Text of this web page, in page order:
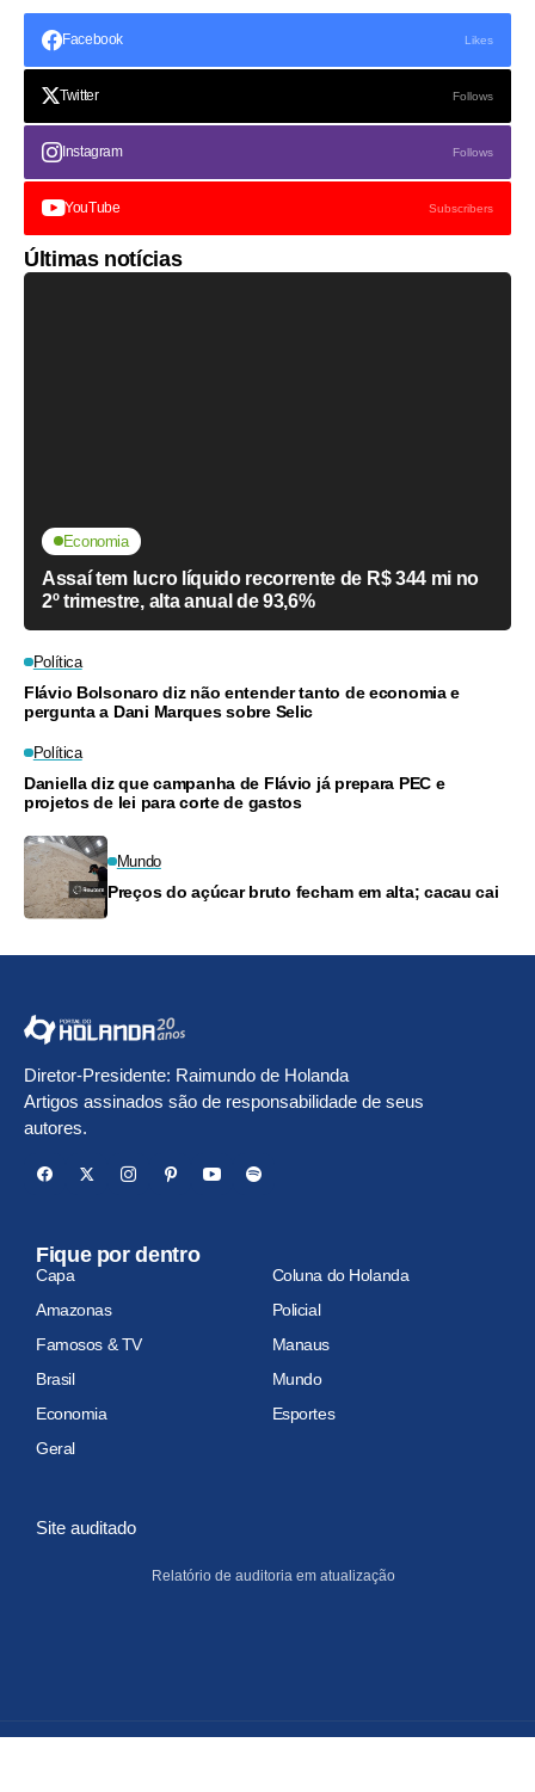
Facebook Likes
Twitter Follows
Instagram Follows
YouTube Subscribers
Últimas notícias
Economia
Assaí tem lucro líquido recorrente de R$ 344 mi no
2º trimestre, alta anual de 93,6%
Política
Flávio Bolsonaro diz não entender tanto de economia e
pergunta a Dani Marques sobre Selic
Política
Daniella diz que campanha de Flávio já prepara PEC e
projetos de lei para corte de gastos
Mundo
Preços do açúcar bruto fecham em alta; cacau cai
Diretor-Presidente: Raimundo de Holanda
Artigos assinados são de responsabilidade de seus
autores.
Fique por dentro
Capa
Coluna do Holanda
Amazonas
Policial
Famosos & TV
Manaus
Brasil
Mundo
Economia
Esportes
Geral
Site auditado
Relatório de auditoria em atualização